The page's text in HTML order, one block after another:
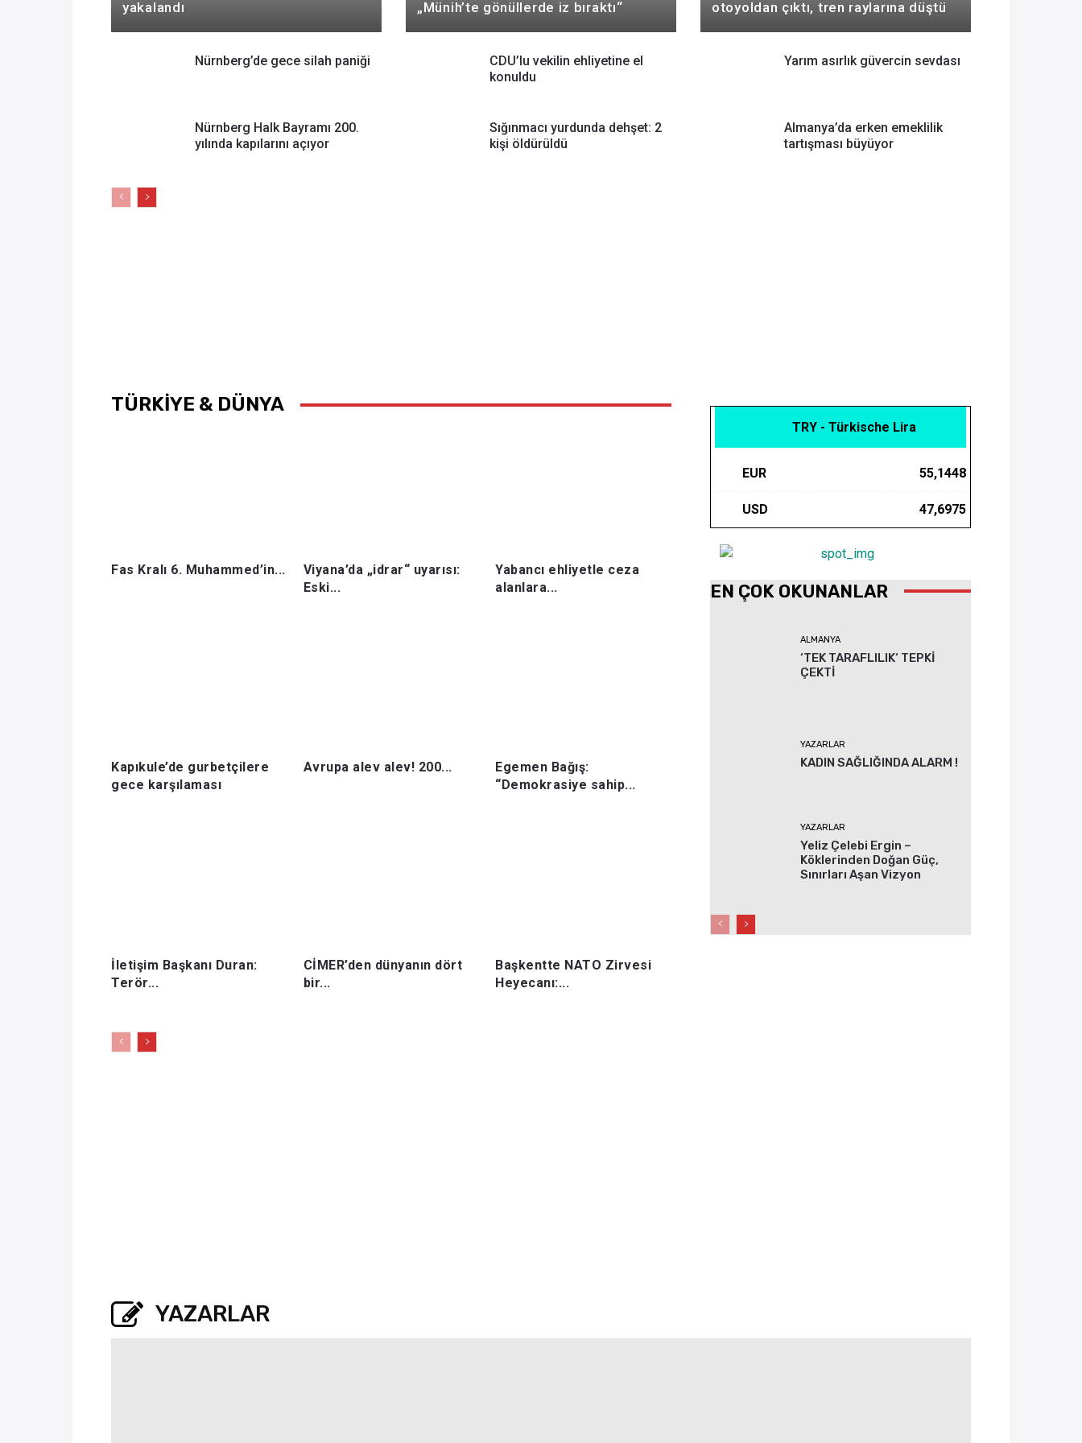
yakalandı „Münih’te gönüllerde iz bıraktı“ otoyoldan çıktı, tren raylarına düştü
Nürnberg’de gece silah paniği
CDU’lu vekilin ehliyetine el
konuldu
Yarım asırlık güvercin sevdası
Nürnberg Halk Bayramı 200.
yılında kapılarını açıyor
Sığınmacı yurdunda dehşet: 2
kişi öldürüldü
Almanya’da erken emeklilik
tartışması büyüyor
TÜRKİYE & DÜNYA
Fas Kralı 6. Muhammed’in...
Viyana’da „idrar“ uyarısı:
Eski...
Yabancı ehliyetle ceza
alanlara...
Kapıkule’de gurbetçilere
gece karşılaması
Avrupa alev alev! 200...
Egemen Bağış:
“Demokrasiye sahip...
İletişim Başkanı Duran:
Terör...
CİMER’den dünyanın dört
bir...
Başkentte NATO Zirvesi
Heyecanı:...
TRY - Türkische Lira
EUR 55,1448
USD 47,6975
EN ÇOK OKUNANLAR
ALMANYA
‘TEK TARAFLILIK‘ TEPKİ
ÇEKTİ
YAZARLAR
KADIN SAĞLIĞINDA ALARM !
YAZARLAR
Yeliz Çelebi Ergin –
Köklerinden Doğan Güç,
Sınırları Aşan Vizyon
YAZARLAR